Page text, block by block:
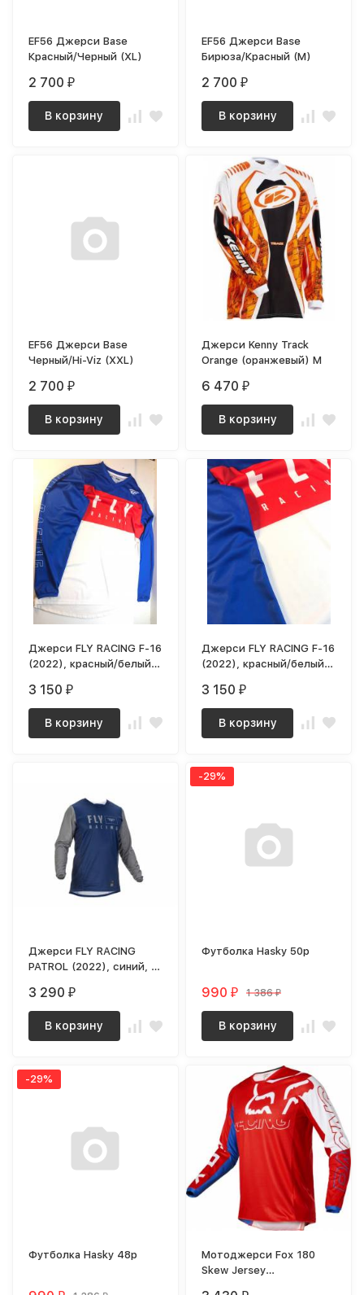
EF56 Джерси Base
Красный/Черный (XL)
2 700₽
В корзину
EF56 Джерси Base
Бирюза/Красный (M)
2 700₽
В корзину
EF56 Джерси Base
Черный/Hi-Viz (XXL)
2 700₽
В корзину
Джерси Kenny Track
Orange (оранжевый) M
6 470₽
В корзину
Джерси FLY RACING F-16
(2022), красный/белый/
7437
3 150₽
В корзину
Джерси FLY RACING F-16
(2022), красный/белый/
3022
3 150₽
В корзину
Джерси FLY RACING
PATROL (2022), синий, L,
3 290₽
В корзину
-29%
Футболка Hasky 50р
990₽ 1 386₽
В корзину
-29%
Футболка Hasky 48р
Мотоджерси Fox 180
Skew Jersey